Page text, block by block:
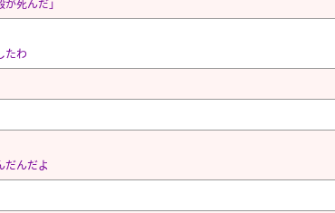
死んだ」
たわ
だんだよ